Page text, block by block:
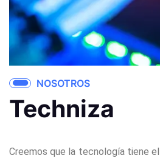
NOSOTROS
Techniza
Creemos que la tecnología tiene